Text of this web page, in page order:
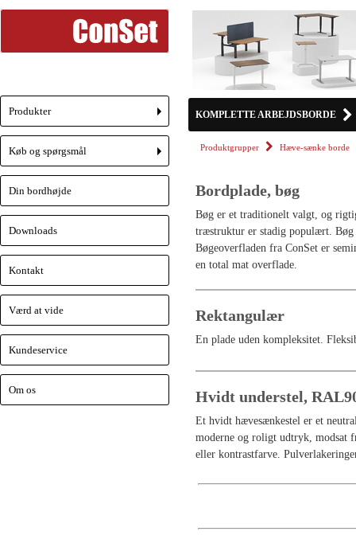
KOMPLETTE ARBEJDSBORDE
Produktgrupper Hæve-sænke borde
Bordplade, bøg
Bøg er et traditionelt valgt, og
træstruktur er stadig populært. Bøg
Bøgeoverfladen fra ConSet er
en total mat overflade.
Rektangulær
En plade uden kompleksitet.
Hvidt understel,
Et hvidt hævesænkestel er et
moderne og roligt udtryk, modsat
eller kontrastfarve.
+
Produkter
+
Køb og spørgsmål
Din bordhøjde
Downloads
Kontakt
Værd at vide
Kundeservice
Om os